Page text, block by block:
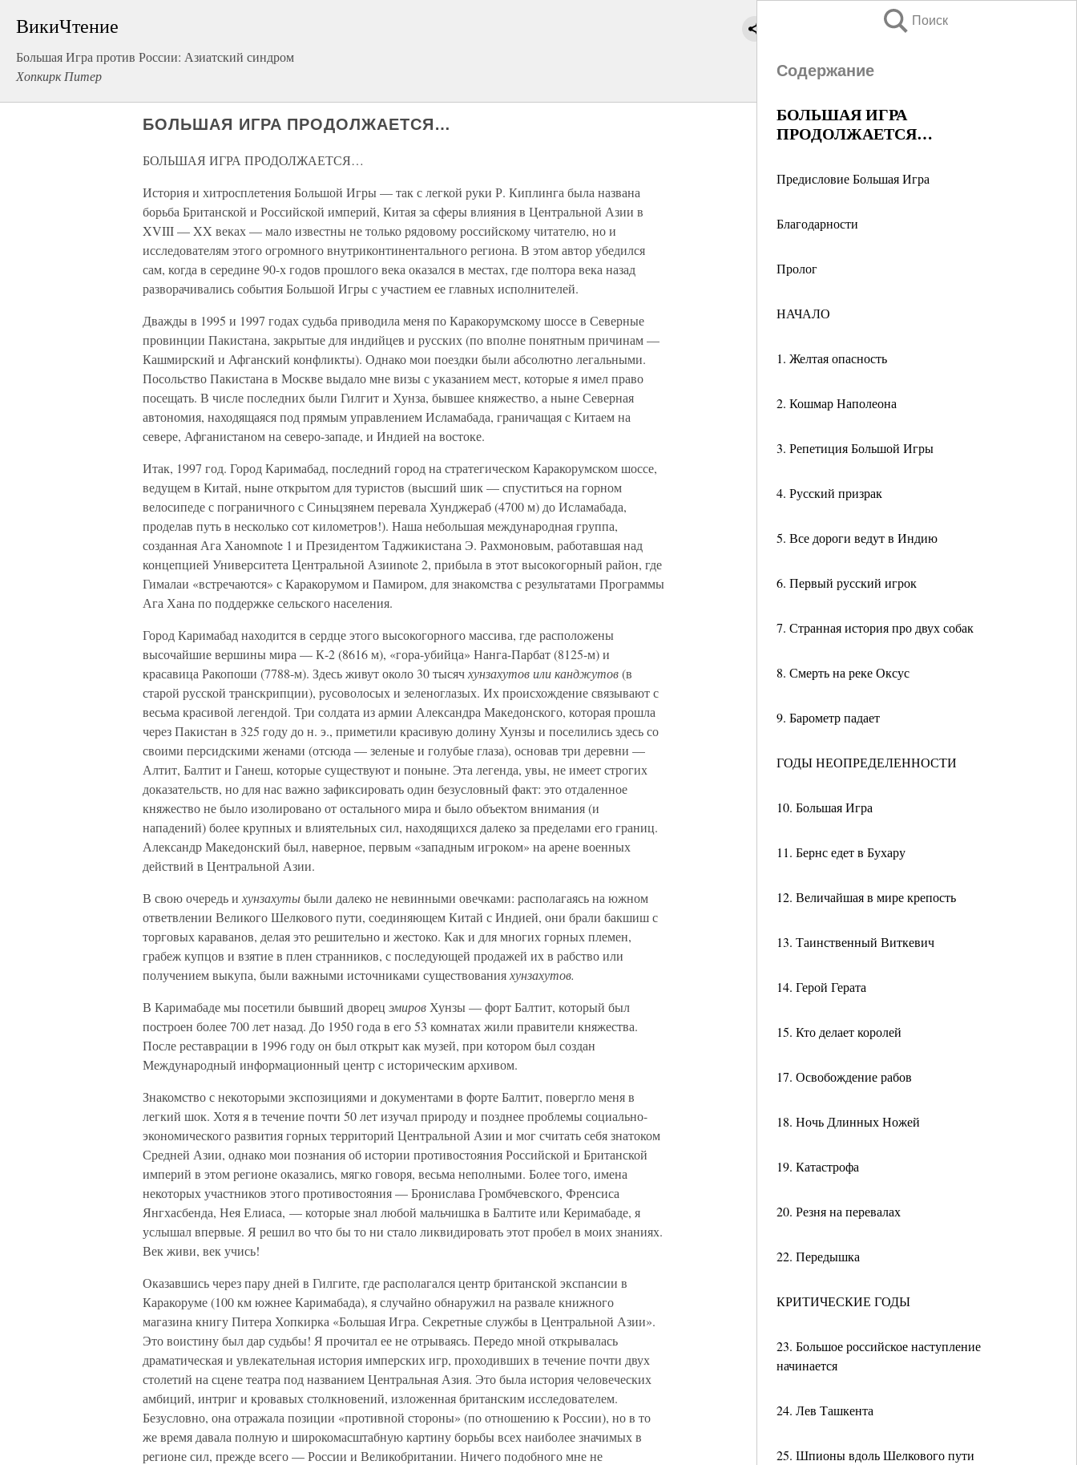
ВикиЧтение
Большая Игра против России: Азиатский синдром
Хопкирк Питер
Поиск
Содержание
БОЛЬШАЯ ИГРА
ПРОДОЛЖАЕТСЯ…
Предисловие Большая Игра
Благодарности
Пролог
НАЧАЛО
1. Желтая опасность
2. Кошмар Наполеона
3. Репетиция Большой Игры
4. Русский призрак
5. Все дороги ведут в Индию
6. Первый русский игрок
7. Странная история про двух собак
8. Смерть на реке Оксус
9. Барометр падает
ГОДЫ НЕОПРЕДЕЛЕННОСТИ
10. Большая Игра
11. Бернс едет в Бухару
12. Величайшая в мире крепость
13. Таинственный Виткевич
14. Герой Герата
15. Кто делает королей
17. Освобождение рабов
18. Ночь Длинных Ножей
19. Катастрофа
20. Резня на перевалах
22. Передышка
КРИТИЧЕСКИЕ ГОДЫ
23. Большое российское наступление
начинается
24. Лев Ташкента
25. Шпионы вдоль Шелкового пути
БОЛЬШАЯ ИГРА ПРОДОЛЖАЕТСЯ…
БОЛЬШАЯ ИГРА ПРОДОЛЖАЕТСЯ…
История и хитросплетения Большой Игры — так с легкой руки Р. Киплинга была названа
борьба Британской и Российской империй, Китая за сферы влияния в Центральной Азии в
XVIII — XX веках — мало известны не только рядовому российскому читателю, но и
исследователям этого огромного внутриконтинентального региона. В этом автор убедился
сам, когда в середине 90-х годов прошлого века оказался в местах, где полтора века назад
разворачивались события Большой Игры с участием ее главных исполнителей.
Дважды в 1995 и 1997 годах судьба приводила меня по Каракорумскому шоссе в Северные
провинции Пакистана, закрытые для индийцев и русских (по вполне понятным причинам —
Кашмирский и Афганский конфликты). Однако мои поездки были абсолютно легальными.
Посольство Пакистана в Москве выдало мне визы с указанием мест, которые я имел право
посещать. В числе последних были Гилгит и Хунза, бывшее княжество, а ныне Северная
автономия, находящаяся под прямым управлением Исламабада, граничащая с Китаем на
севере, Афганистаном на северо-западе, и Индией на востоке.
Итак, 1997 год. Город Каримабад, последний город на стратегическом Каракорумском шоссе,
ведущем в Китай, ныне открытом для туристов (высший шик — спуститься на горном
велосипеде с пограничного с Синьцзянем перевала Хунджераб (4700 м) до Исламабада,
проделав путь в несколько сот километров!). Наша небольшая международная группа,
созданная Ага Ханомnote 1 и Президентом Таджикистана Э. Рахмоновым, работавшая над
концепцией Университета Центральной Азииnote 2, прибыла в этот высокогорный район, где
Гималаи «встречаются» с Каракорумом и Памиром, для знакомства с результатами Программы
Ага Хана по поддержке сельского населения.
Город Каримабад находится в сердце этого высокогорного массива, где расположены
высочайшие вершины мира — К-2 (8616 м), «гора-убийца» Нанга-Парбат (8125-м) и
красавица Ракопоши (7788-м). Здесь живут около 30 тысячхунзахутов или канджутов(в
старой русской транскрипции), русоволосых и зеленоглазых. Их происхождение связывают с
весьма красивой легендой. Три солдата из армии Александра Македонского, которая прошла
через Пакистан в 325 году до н. э., приметили красивую долину Хунзы и поселились здесь со
своими персидскими женами (отсюда — зеленые и голубые глаза), основав три деревни —
Алтит, Балтит и Ганеш, которые существуют и поныне. Эта легенда, увы, не имеет строгих
доказательств, но для нас важно зафиксировать один безусловный факт: это отдаленное
княжество не было изолировано от остального мира и было объектом внимания (и
нападений) более крупных и влиятельных сил, находящихся далеко за пределами его границ.
Александр Македонский был, наверное, первым «западным игроком» на арене военных
действий в Центральной Азии.
В свою очередь и хунзахутыбыли далеко не невинными овечками: располагаясь на южном
ответвлении Великого Шелкового пути, соединяющем Китай с Индией, они брали бакшиш с
торговых караванов, делая это решительно и жестоко. Как и для многих горных племен,
грабеж купцов и взятие в плен странников, с последующей продажей их в рабство или
получением выкупа, были важными источниками существованияхунзахутов.
В Каримабаде мы посетили бывший дворец эмиров Хунзы — форт Балтит, который был
построен более 700 лет назад. До 1950 года в его 53 комнатах жили правители княжества.
После реставрации в 1996 году он был открыт как музей, при котором был создан
Международный информационный центр с историческим архивом.
Знакомство с некоторыми экспозициями и документами в форте Балтит, повергло меня в
легкий шок. Хотя я в течение почти 50 лет изучал природу и позднее проблемы социально-
экономического развития горных территорий Центральной Азии и мог считать себя знатоком
Средней Азии, однако мои познания об истории противостояния Российской и Британской
империй в этом регионе оказались, мягко говоря, весьма неполными. Более того, имена
некоторых участников этого противостояния — Бронислава Громбчевского, Френсиса
Янгхасбенда, Нея Елиаса, — которые знал любой мальчишка в Балтите или Керимабаде, я
услышал впервые. Я решил во что бы то ни стало ликвидировать этот пробел в моих знаниях.
Век живи, век учись!
Оказавшись через пару дней в Гилгите, где располагался центр британской экспансии в
Каракоруме (100 км южнее Каримабада), я случайно обнаружил на развале книжного
магазина книгу Питера Хопкирка «Большая Игра. Секретные службы в Центральной Азии».
Это воистину был дар судьбы! Я прочитал ее не отрываясь. Передо мной открывалась
драматическая и увлекательная история имперских игр, проходивших в течение почти двух
столетий на сцене театра под названием Центральная Азия. Это была история человеческих
амбиций, интриг и кровавых столкновений, изложенная британским исследователем.
Безусловно, она отражала позиции «противной стороны» (по отношению к России), но в то
же время давала полную и широкомасштабную картину борьбы всех наиболее значимых в
регионе сил, прежде всего — России и Великобритании. Ничего подобного мне не